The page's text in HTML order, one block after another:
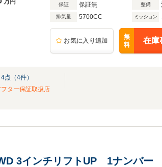
万円
保証 保証無 整備
排気量 5700CC ミッション
お気に入り追加
無
料
在庫
4点（4件）
ター保証取扱店
3インチリフトUP 1ナンバ